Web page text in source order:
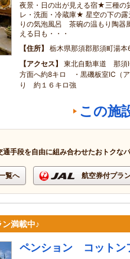
夜景・日の出が見える宿★三種
レ・洗面・冷蔵庫★ 星空の下の
りの気泡風呂 茶碗の温もり陶器
える日も・・・
住所
栃木県那須郡那須町湯
アクセス
東北自動車道 那
方面へ約8キロ ・黒磯板室IC（
り 約１６キロ強
この施
通手段を自由に組み合わせたおトクな
覧へ 航空券付プラ
満載中♪
ペンション コットン